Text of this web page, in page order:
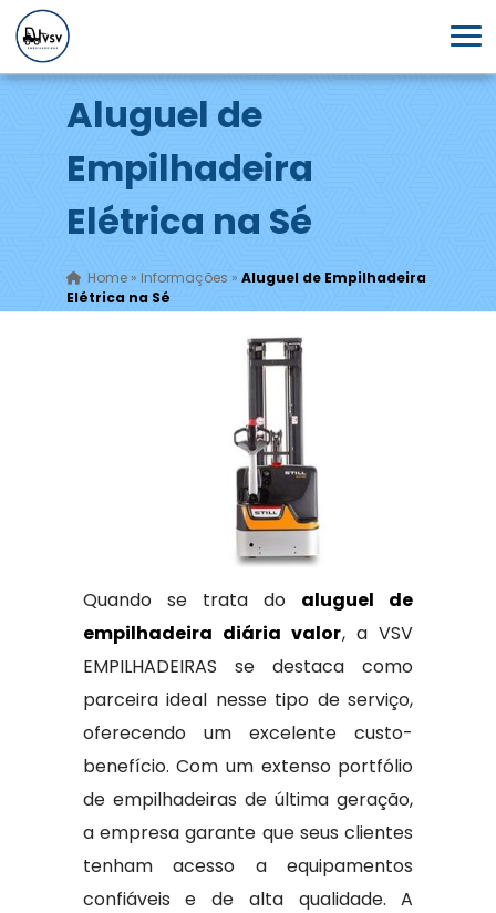
Aluguel de
Empilhadeira
Elétrica na Sé
Home» Informações » Aluguel de Empilhadeira
Elétrica na Sé
Quando se trata do aluguel de
empilhadeira diária valor, a VSV
EMPILHADEIRAS se destaca como
parceira ideal nesse tipo de serviço,
oferecendo um excelente custo-
benefício. Com um extenso portfólio
de empilhadeiras de última geração,
a empresa garante que seus clientes
tenham acesso a equipamentos
confiáveis e de alta qualidade. A